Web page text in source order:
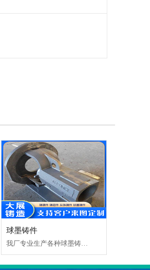
球墨铸件
我厂专业生产各种球墨铸件,技术要求严格，拥有*的自动检验设备，很好的保障了产品的质量。...